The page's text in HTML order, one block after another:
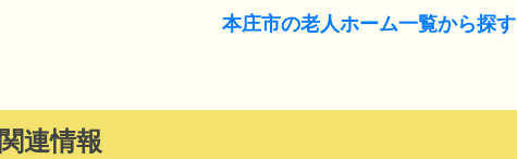
本庄市の老人ホーム一覧から探す
関連情報